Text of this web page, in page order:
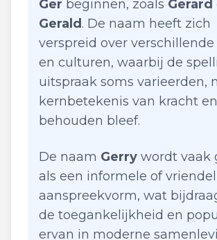
Ger beginnen, zoals Gerard
Gerald . De naam heeft zich
verspreid over
en culturen, waarbij de
uitspraak soms varieerden,
kernbetekenis van kracht
behouden bleef.
De naam Gerry wordt vaak
als een informele of
aanspreekvorm, wat
de toegankelijkheid en
ervan in moderne